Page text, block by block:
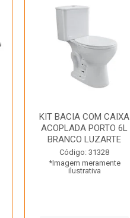
KIT BACIA COM CAIXA
ACOPLADA PORTO 6L
BRANCO LUZARTE
Código: 31328
*Imagem meramente
ilustrativa